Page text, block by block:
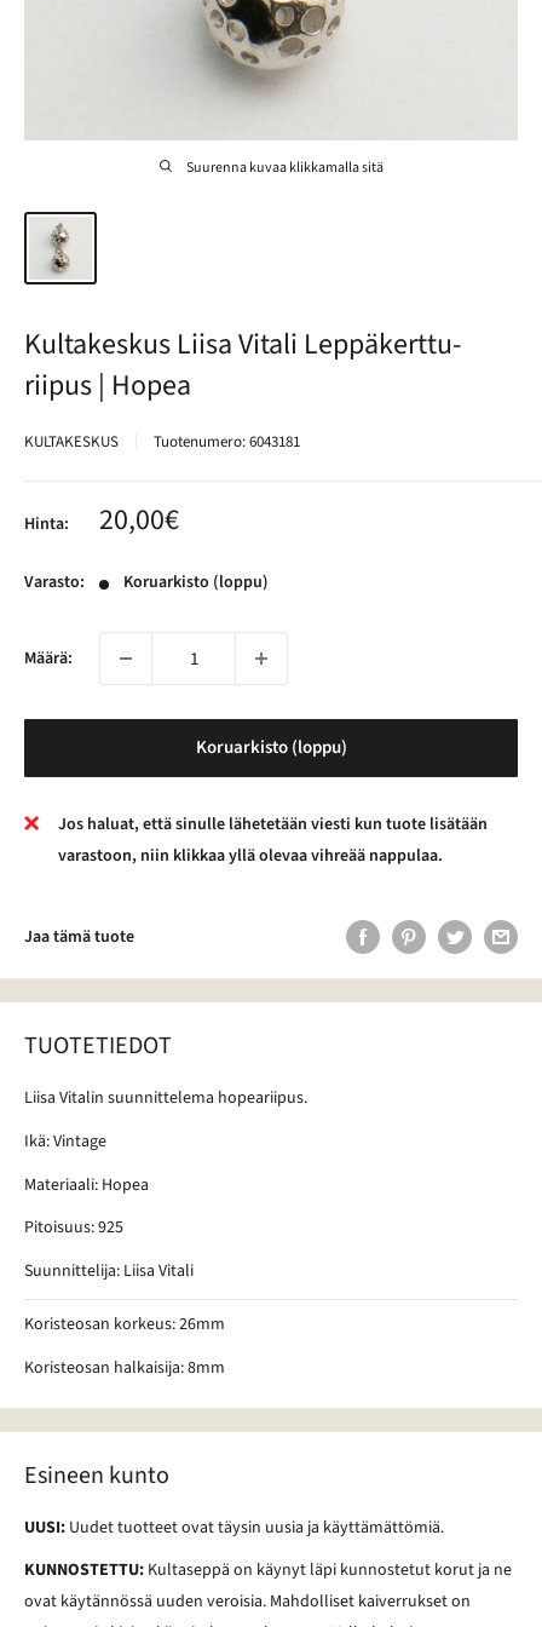
Suurenna kuvaa klikkamalla sitä
Kultakeskus Liisa Vitali Leppäkerttu-
riipus | Hopea
KULTAKESKUS Tuotenumero:6043181
Hinta: Alennushinta
20,00€
Varasto: Koruarkisto (loppu)
Määrä:
Koruarkisto (loppu)
Jos haluat, että sinulle lähetetään viesti kun tuote lisätään
varastoon, niin klikkaa yllä olevaa vihreää nappulaa.
Jaa tämä tuote
TUOTETIEDOT
Liisa Vitalin suunnittelema hopeariipus.
Ikä: Vintage
Materiaali: Hopea
Pitoisuus: 925
Suunnittelija: Liisa Vitali
Koristeosan korkeus: 26mm
Koristeosan halkaisija: 8mm
Esineen kunto
UUSI: Uudet tuotteet ovat täysin uusia ja käyttämättömiä.
KUNNOSTETTU: Kultaseppä on käynyt läpi kunnostetut korut ja ne
ovat käytännössä uuden veroisia. Mahdolliset kaiverrukset on